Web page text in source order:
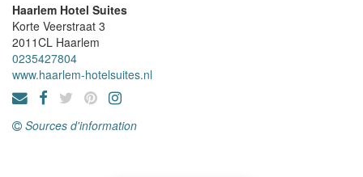
Haarlem Hotel Suites
Korte Veerstraat 3
2011CL Haarlem
0235427804
www.haarlem-hotelsuites.nl
Sources d'information